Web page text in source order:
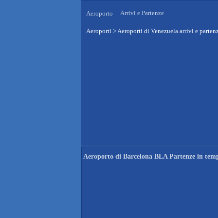
Aeroporto Arrivi e Partenze
Aeroporti >Aeroporti di Venezuela arrivi e
Aeroporto di Barcelona BLA Partenze in